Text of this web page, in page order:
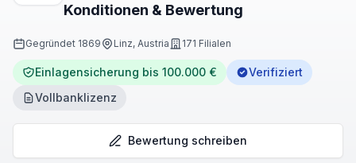
Konditionen & Bewertung
Gegründet 1869 Linz, Austria 171 Filialen
Einlagensicherung bis 100.000 €
Verifiziert
Vollbanklizenz
Bewertung schreiben